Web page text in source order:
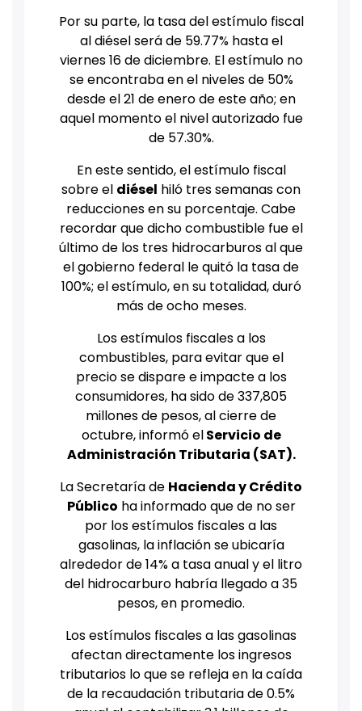
Por su parte, la tasa del estímulo fiscal
al diésel será de 59.77% hasta el
viernes 16 de diciembre. El estímulo no
se encontraba en el niveles de 50%
desde el 21 de enero de este año; en
aquel momento el nivel autorizado fue
de 57.30%.
En este sentido, el estímulo fiscal
sobre el diésel hiló tres semanas con
reducciones en su porcentaje. Cabe
recordar que dicho combustible fue el
último de los tres hidrocarburos al que
el gobierno federal le quitó la tasa de
100%; el estímulo, en su totalidad, duró
más de ocho meses.
Los estímulos fiscales a los
combustibles, para evitar que el
precio se dispare e impacte a los
consumidores, ha sido de 337,805
millones de pesos, al cierre de
octubre, informó elServicio de
Administración Tributaria (SAT).
La Secretaría de Hacienda y Crédito
Público ha informado que de no ser
por los estímulos fiscales a las
gasolinas, la inflación se ubicaría
alrededor de 14% a tasa anual y el litro
del hidrocarburo habría llegado a 35
pesos, en promedio.
Los estímulos fiscales a las gasolinas
afectan directamente los ingresos
tributarios lo que se refleja en la caída
de la recaudación tributaria de 0.5%